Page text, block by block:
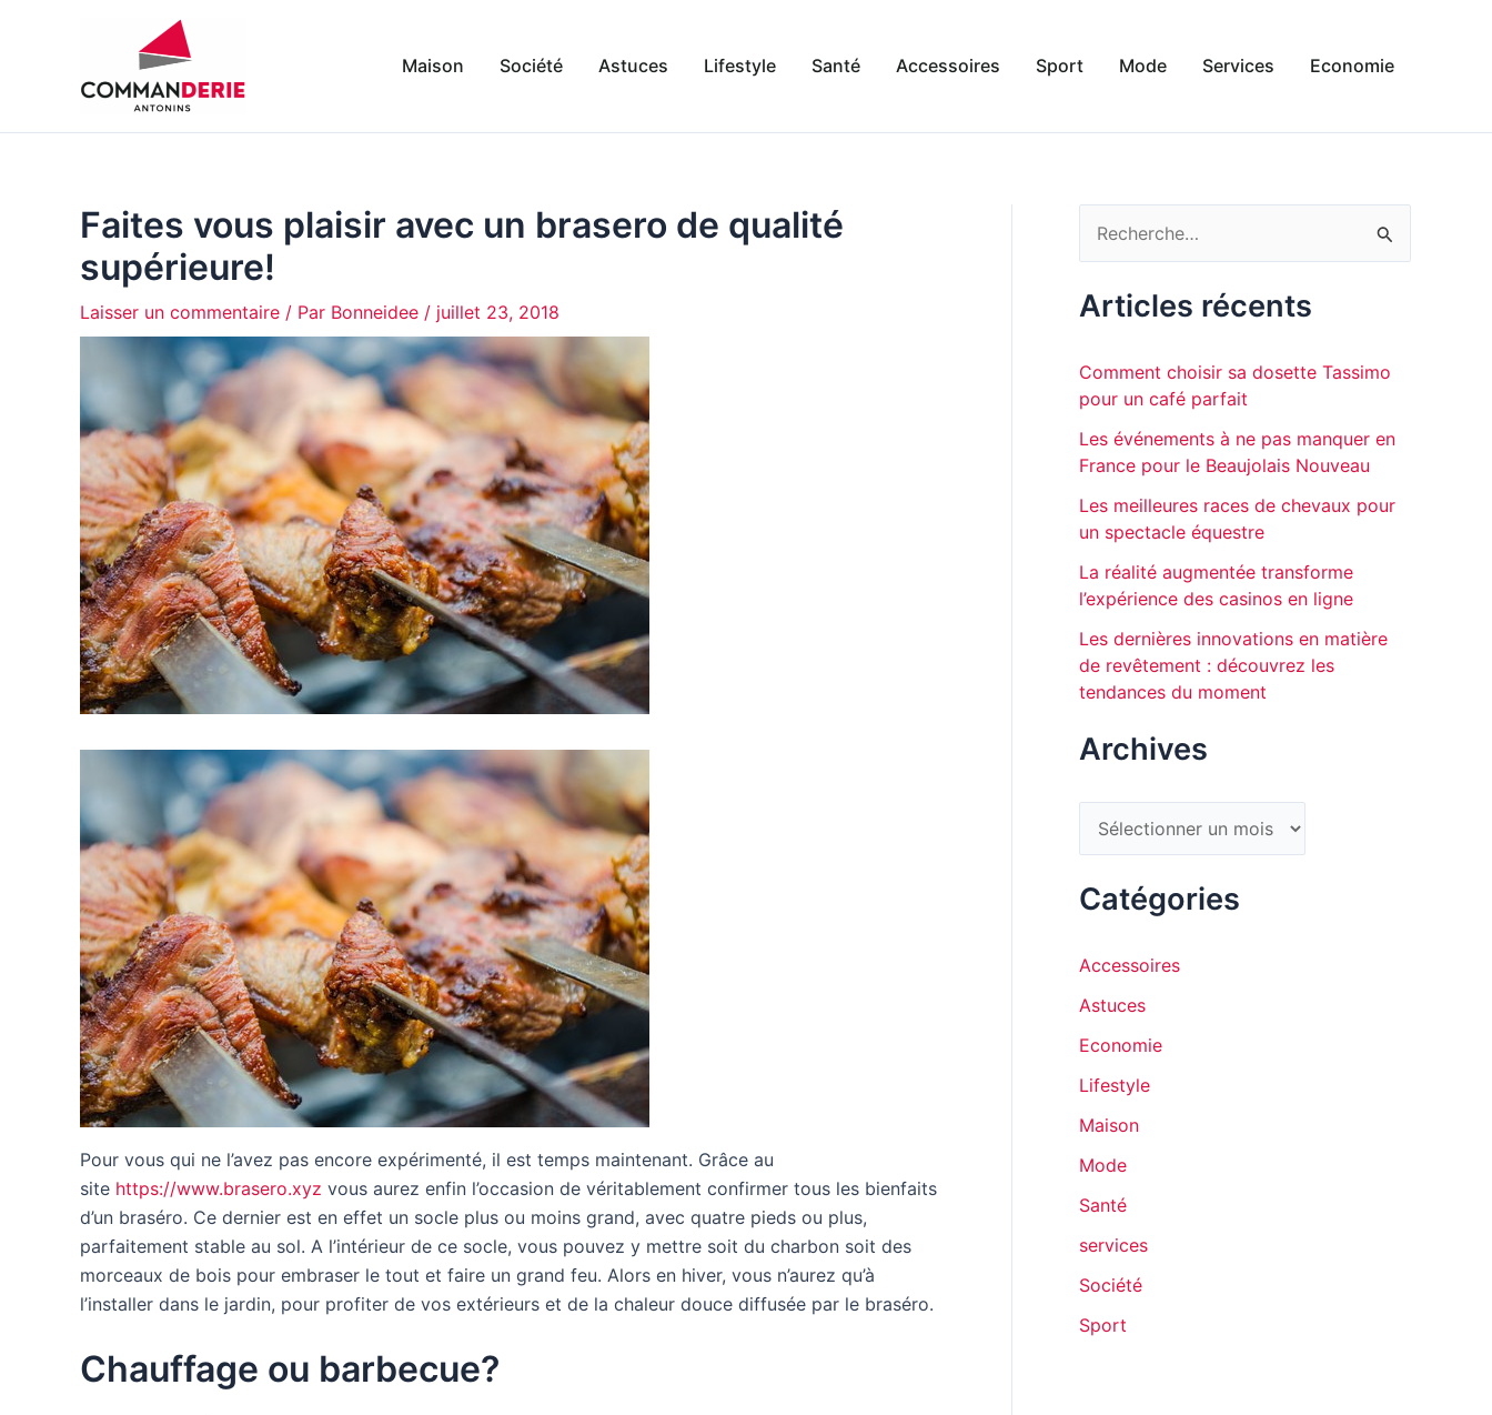
Maison Société Astuces Lifestyle Santé Accessoires Sport Mode Services Economie
Faites vous plaisir avec un brasero de qualité
supérieure!
Laisser un commentaire / Par Bonneidee / juillet 23, 2018
Pour vous qui ne l’avez pas encore expérimenté, il est temps maintenant. Grâce au
site https://www.brasero.xyz vous aurez enfin l’occasion de véritablement confirmer tous les bienfaits
d’un braséro. Ce dernier est en effet un socle plus ou moins grand, avec quatre pieds ou plus,
parfaitement stable au sol. A l’intérieur de ce socle, vous pouvez y mettre soit du charbon soit des
morceaux de bois pour embraser le tout et faire un grand feu. Alors en hiver, vous n’aurez qu’à
l’installer dans le jardin, pour profiter de vos extérieurs et de la chaleur douce diffusée par le braséro.
Chauffage ou barbecue?
e
c
e
r
c
h
e
r
:
Articles récents
Comment choisir sa dosette Tassimo
pour un café parfait
Les événements à ne pas manquer en
France pour le Beaujolais Nouveau
Les meilleures races de chevaux pour
un spectacle équestre
La réalité augmentée transforme
l’expérience des casinos en ligne
Les dernières innovations en matière
de revêtement : découvrez les
tendances du moment
Archives
r
c
i
v
Catégories
Accessoires
Astuces
Economie
Lifestyle
Maison
Mode
Santé
services
Société
Sport